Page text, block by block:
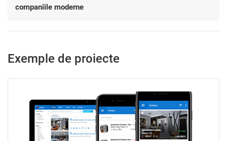
companiile moderne
Exemple de proiecte